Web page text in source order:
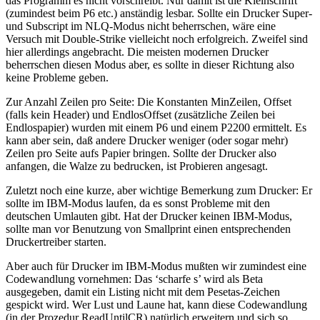
(zumindest beim P6 etc.) anständig lesbar. Sollte ein Drucker Super-
und Subscript im NLQ-Modus nicht beherrschen, wäre eine
Versuch mit Double-Strike vielleicht noch erfolgreich. Zweifel sind
hier allerdings angebracht. Die meisten modernen Drucker
beherrschen diesen Modus aber, es sollte in dieser Richtung also
keine Probleme geben.
Zur Anzahl Zeilen pro Seite: Die Konstanten MinZeilen, Offset
(falls kein Header) und EndlosOffset (zusätzliche Zeilen bei
Endlospapier) wurden mit einem P6 und einem P2200 ermittelt. Es
kann aber sein, daß andere Drucker weniger (oder sogar mehr)
Zeilen pro Seite aufs Papier bringen. Sollte der Drucker also
anfangen, die Walze zu bedrucken, ist Probieren angesagt.
Zuletzt noch eine kurze, aber wichtige Bemerkung zum Drucker: Er
sollte im IBM-Modus laufen, da es sonst Probleme mit den
deutschen Umlauten gibt. Hat der Drucker keinen IBM-Modus,
sollte man vor Benutzung von Smallprint einen entsprechenden
Druckertreiber starten.
Aber auch für Drucker im IBM-Modus mußten wir zumindest eine
Codewandlung vornehmen: Das ‘scharfe s’ wird als Beta
ausgegeben, damit ein Listing nicht mit dem Pesetas-Zeichen
gespickt wird. Wer Lust und Laune hat, kann diese Codewandlung
(in der Prozedur ReadUntilCR) natürlich erweitern und sich so